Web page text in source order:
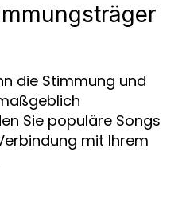
die Stimmung und
Sie populäre Songs
mit Ihrem